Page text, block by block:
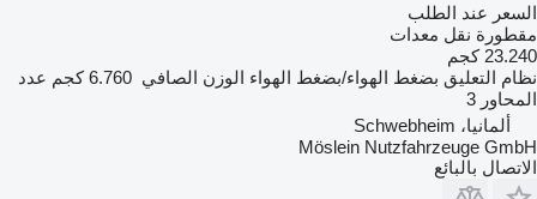
السعر عند الطلب
مقطورة نقل معدات
23.240 كجم
نظام التعليق بضغط الهواء/بضغط الهواء الوزن الصافي 6.760 كجم
عدد
المحاور 3
ألمانيا، Schwebheim
Möslein Nutzfahrzeuge GmbH
الاتصال بالبائع